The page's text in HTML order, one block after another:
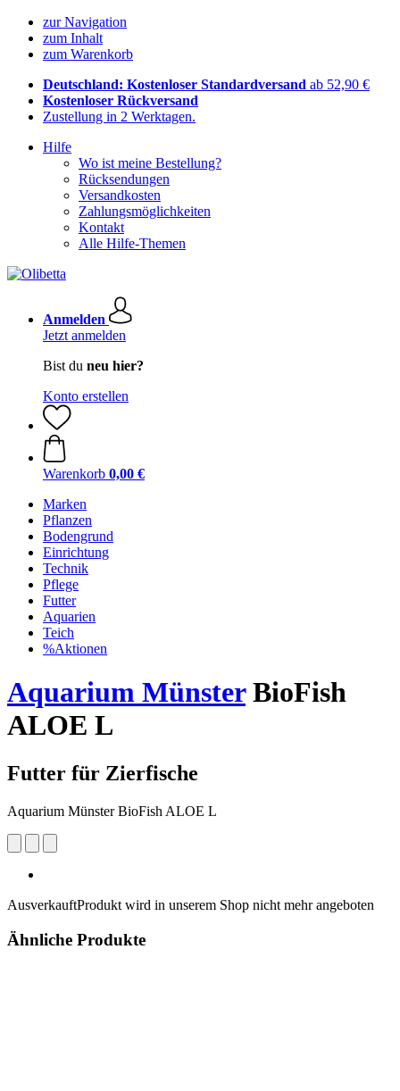
zur Navigation
zum Inhalt
zum Warenkorb
Deutschland: Kostenloser Standardversand ab 52,90 €
Kostenloser Rückversand
Zustellung in 2 Werktagen.
Hilfe
Wo ist meine Bestellung?
Rücksendungen
Versandkosten
Zahlungsmöglichkeiten
Kontakt
Alle Hilfe-Themen
Anmelden
Jetzt anmelden
Bist du neu hier?
Konto erstellen
Warenkorb 0,00 €
Marken
Pflanzen
Bodengrund
Einrichtung
Technik
Pflege
Futter
Aquarien
Teich
%Aktionen
Aquarium MünsterBioFish
ALOE L
Futter für Zierfische
Aquarium Münster BioFish ALOE L
AusverkauftProdukt wird in unserem Shop nicht mehr angeboten
Ähnliche Produkte